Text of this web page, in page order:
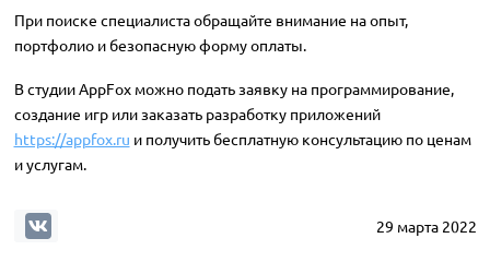
При поиске специалиста обращайте внимание на опыт,
портфолио и безопасную форму оплаты.
В студии AppFox можно подать заявку на программирование,
создание игр или заказать разработку приложений
https://appfox.ru и получить бесплатную консультацию по ценам
и услугам.
29 марта 2022